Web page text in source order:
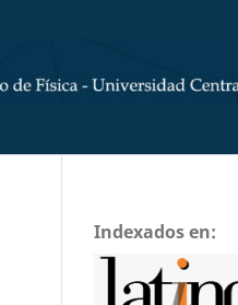
Indexados en: